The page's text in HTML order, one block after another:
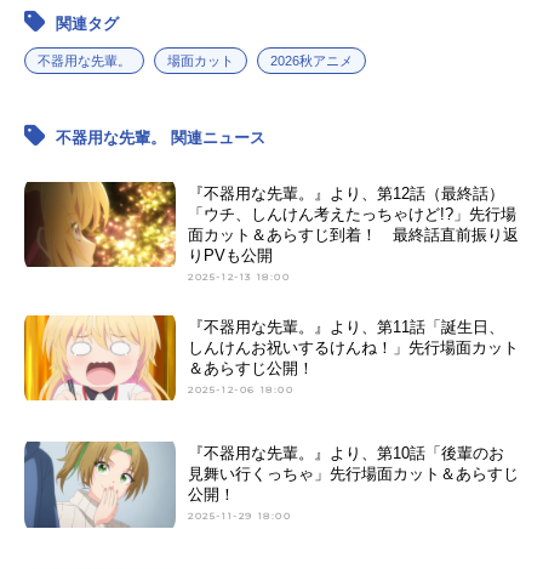
関連タグ
不器用な先輩。 場面カット 2026秋アニメ
不器用な先輩。 関連ニュース
『不器用な先輩。』より、第12話（最終話）
「ウチ、しんけん考えたっちゃけど!?」先行場
面カット＆あらすじ到着！ 最終話直前振り返
りPVも公開
2025-12-13 18:00
『不器用な先輩。』より、第11話「誕生日、
しんけんお祝いするけんね！」先行場面カット
＆あらすじ公開！
2025-12-06 18:00
『不器用な先輩。』より、第10話「後輩のお
見舞い行くっちゃ」先行場面カット＆あらすじ
公開！
2025-11-29 18:00